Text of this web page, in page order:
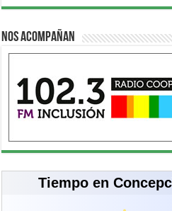
Nos acompañan
Tiempo en